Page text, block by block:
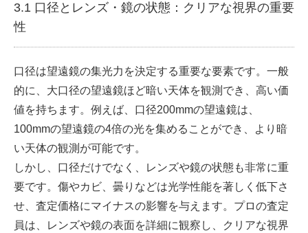
3.1 口径とレンズ・鏡の状態：クリアな視界の重要
性
口径は望遠鏡の集光力を決定する重要な要素です。一般
的に、大口径の望遠鏡ほど暗い天体を観測でき、高い価
値を持ちます。例えば、口径200mmの望遠鏡は、
100mmの望遠鏡の4倍の光を集めることができ、より暗
い天体の観測が可能です。
しかし、口径だけでなく、レンズや鏡の状態も非常に重
要です。傷やカビ、曇りなどは光学性能を著しく低下さ
せ、査定価格にマイナスの影響を与えます。プロの査定
員は、レンズや鏡の表面を詳細に観察し、クリアな視界